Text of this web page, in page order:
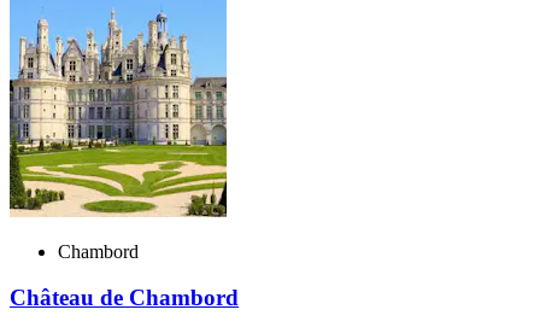
Chambord
Château de Chambord